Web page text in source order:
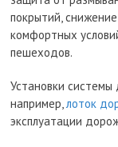
покрытий,
комфортных
пешеходов.
Установки
например,лоток
эксплуатации